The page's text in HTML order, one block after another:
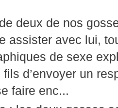
deux de nos
assister avec lui,
de sexe
d’envoyer un
faire enc...